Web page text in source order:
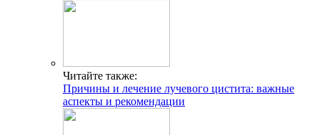
Читайте также:
Причины и лечение лучевого цистита: важные
аспекты и рекомендации